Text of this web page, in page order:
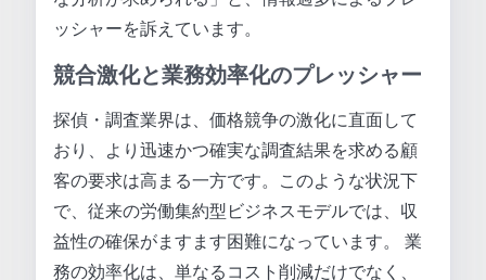
ッシャーを訴えています。
競合激化と業務効率化のプレッシャー
探偵・調査業界は、価格競争の激化に直面して
おり、より迅速かつ確実な調査結果を求める顧
客の要求は高まる一方です。このような状況下
で、従来の労働集約型ビジネスモデルでは、収
益性の確保がますます困難になっています。 業
務の効率化は、単なるコスト削減だけでなく、